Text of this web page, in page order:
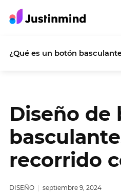
¿Qué es un botón
Diseño de
recorrido
DISEÑO septiembre 9, 2024